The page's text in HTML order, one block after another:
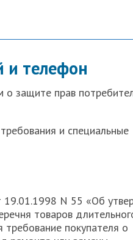
и телефон
о защите прав
и специальные
19.01.1998 N 55 «Об
товаров
требование покупателя о